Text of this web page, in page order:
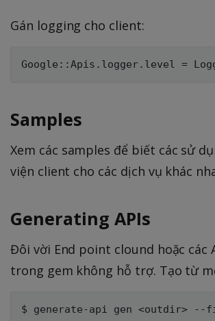
Gán logging cho client:
Samples
Xem các samples để biết các sử
viện client cho các dịch vụ khác
Generating APIs
Đôi vời End point clound hoặc các
trong gem không hỗ trợ. Tạo từ